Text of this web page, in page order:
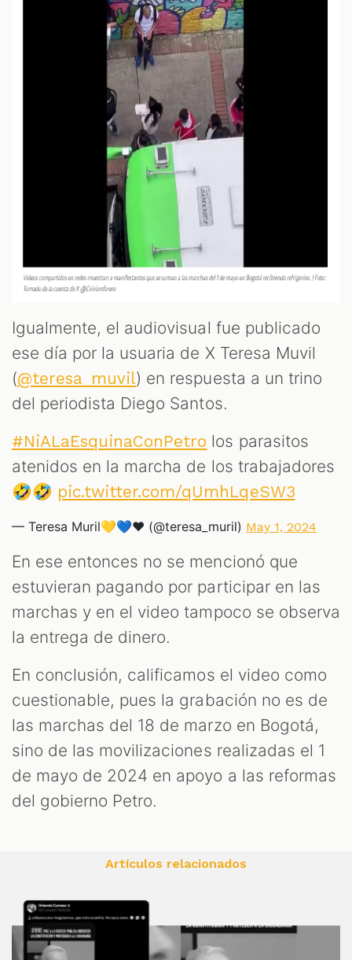
Igualmente, el audiovisual fue publicado
ese día por la usuaria de X Teresa Muvil
(@teresa_muvil) en respuesta a un trino
del periodista Diego Santos.
#NiALaEsquinaConPetro los parasitos
atenidos en la marcha de los trabajadores
🤣🤣 pic.twitter.com/qUmhLqeSW3
— Teresa Muril💛💙❤️ (@teresa_muril) May 1, 2024
En ese entonces no se mencionó que
estuvieran pagando por participar en las
marchas y en el video tampoco se observa
la entrega de dinero.
En conclusión, calificamos el video como
cuestionable, pues la grabación no es de
las marchas del 18 de marzo en Bogotá,
sino de las movilizaciones realizadas el 1
de mayo de 2024 en apoyo a las reformas
del gobierno Petro.
Artículos relacionados